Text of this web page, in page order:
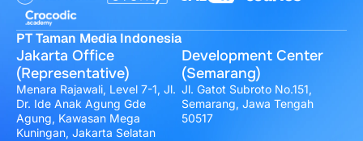
PT Taman Media Indonesia
Jakarta Office
(Representative)
Menara Rajawali, Level 7-1, Jl.
Dr. Ide Anak Agung Gde
Agung, Kawasan Mega
Kuningan, Jakarta Selatan
Development Center
(Semarang)
Jl. Gatot Subroto No.151,
Semarang, Jawa Tengah
50517